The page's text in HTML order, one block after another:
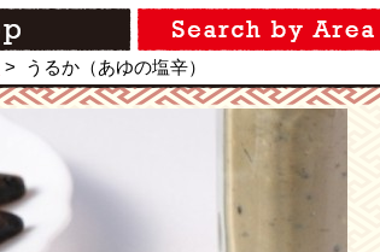
> うるか（あゆの塩辛）